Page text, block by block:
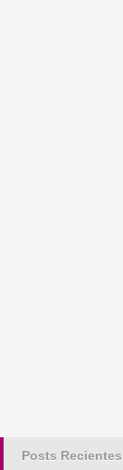
Posts Recientes